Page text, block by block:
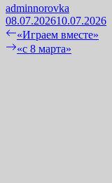
adminnorovka
08.07.202610.07.2026
Навигация
по
Previous
post:
«Играем вместе»
Next
«с 8 марта»